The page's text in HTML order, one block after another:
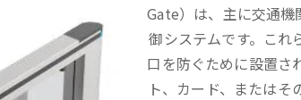
Gate）は、主に交通
御システムです。これ
口を防ぐために設置さ
ト、カード、または